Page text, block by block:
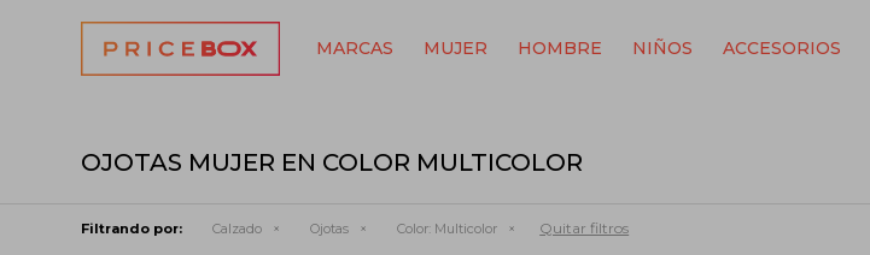
MARCAS MUJER HOMBRE NIÑOS ACCESORIOS
OJOTAS MUJER EN COLOR MULTICOLOR
Filtrando por: Calzado Ojotas Color: Multicolor Quitar filtros